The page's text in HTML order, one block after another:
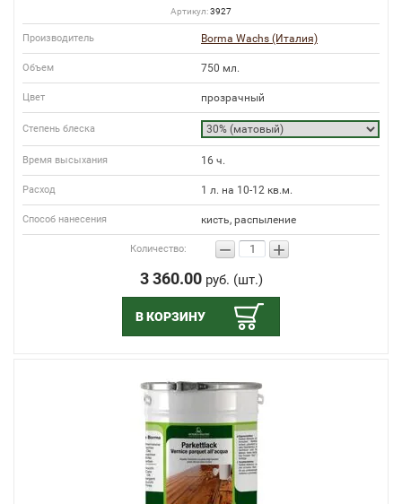
Артикул:3927
Производитель Borma Wachs (Италия)
Объем 750 мл.
Цвет прозрачный
Степень блеска
Время высыхания 16 ч.
Расход 1 л. на 10-12 кв.м.
Способ нанесения кисть, распыление
Количество: − +
3 360.00руб. (шт.)
В КОРЗИНУ